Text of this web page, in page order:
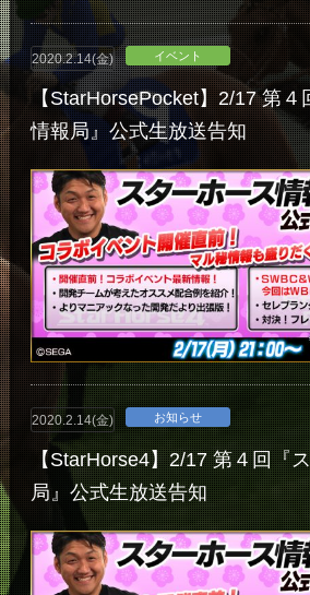
2020.2.14(金) イベント
【StarHorsePocket】2/17 第４
情報局』公式生放送告知
2020.2.14(金) お知らせ
【StarHorse4】2/17 第４回『
局』公式生放送告知